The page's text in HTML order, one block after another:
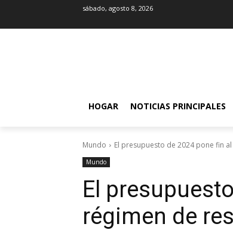
sábado, agosto 8, 2026
HOGAR NOTICIAS PRINCIPALES
Mundo El presupuesto de 2024 pone fin
Mundo
El
régimen de